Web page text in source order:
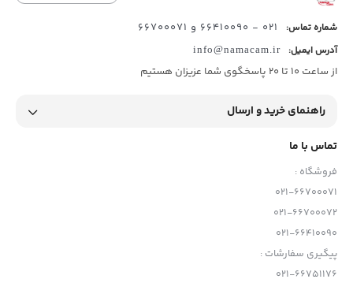
شماره تماس: 021 - 66410090 و 66700071
آدرس ایمیل: info@namacam.ir
از ساعت 10 تا 20 پاسخگوی شما عزیزان هستیم
راهنمای خرید و ارسال
تماس با ما
فروشگاه :
021-66700071
021-66700072
021-66410090
پیگیری سفارشات :
021-66751176